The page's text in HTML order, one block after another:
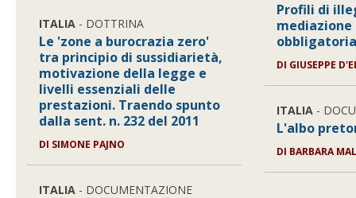
ITALIA - DOTTRINA
Le 'zone a burocrazia zero'
tra principio di sussidiarietà,
motivazione della legge e
livelli essenziali delle
prestazioni. Traendo spunto
dalla sent. n. 232 del 2011
DI SIMONE PAJNO
ITALIA - DOCUMENTAZIONE
Profili di
mediazione
DI GIUSEPPE
ITALIA -
L'albo
DI BARBARA